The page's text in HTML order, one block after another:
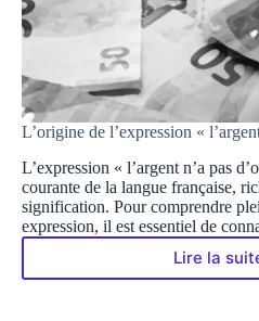
L’origine de l’expression «
L’expression « l’argent n’a pas
courante de la langue française,
signification. Pour comprendre
expression, il est essentiel de
Lire la